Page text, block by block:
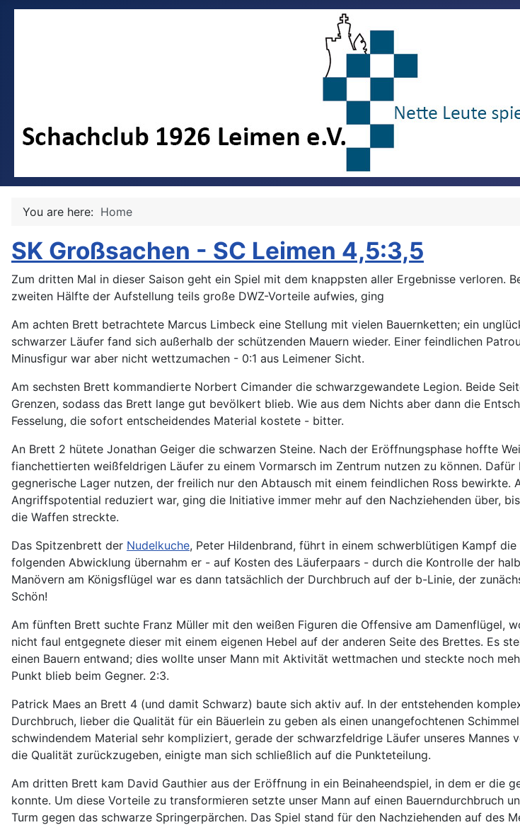
You are here: Home
SK Großsachen - SC Leimen 4,5:3,5
Zum dritten Mal in dieser Saison geht ein Spiel mit dem knappsten aller Ergebnisse verloren.
zweiten Hälfte der Aufstellung teils große DWZ-Vorteile aufwies, ging
Am achten Brett betrachtete Marcus Limbeck eine Stellung mit vielen Bauernketten; ein
schwarzer Läufer fand sich außerhalb der schützenden Mauern wieder. Einer feindlichen
Minusfigur war aber nicht wettzumachen - 0:1 aus Leimener Sicht.
Am sechsten Brett kommandierte Norbert Cimander die schwarzgewandete Legion. Beide
Grenzen, sodass das Brett lange gut bevölkert blieb. Wie aus dem Nichts aber dann die
Fesselung, die sofort entscheidendes Material kostete - bitter.
An Brett 2 hütete Jonathan Geiger die schwarzen Steine. Nach der Eröffnungsphase hoffte
fianchettierten weißfeldrigen Läufer zu einem Vormarsch im Zentrum nutzen zu können.
gegnerische Lager nutzen, der freilich nur den Abtausch mit einem feindlichen Ross
Angriffspotential reduziert war, ging die Initiative immer mehr auf den Nachziehenden über,
die Waffen streckte.
Das Spitzenbrett der Nudelkuche, Peter Hildenbrand, führt in einem schwerblütigen Kampf
folgenden Abwicklung übernahm er - auf Kosten des Läuferpaars - durch die Kontrolle der
Manövern am Königsflügel war es dann tatsächlich der Durchbruch auf der b-Linie, der
Schön!
Am fünften Brett suchte Franz Müller mit den weißen Figuren die Offensive am Damenflügel,
nicht faul entgegnete dieser mit einem eigenen Hebel auf der anderen Seite des Brettes. Es
einen Bauern entwand; dies wollte unser Mann mit Aktivität wettmachen und steckte noch
Punkt blieb beim Gegner. 2:3.
Patrick Maes an Brett 4 (und damit Schwarz) baute sich aktiv auf. In der entstehenden
Durchbruch, lieber die Qualität für ein Bäuerlein zu geben als einen unangefochtenen
schwindendem Material sehr kompliziert, gerade der schwarzfeldrige Läufer unseres
die Qualität zurückzugeben, einigte man sich schließlich auf die Punkteteilung.
Am dritten Brett kam David Gauthier aus der Eröffnung in ein Beinaheendspiel, in dem er die
konnte. Um diese Vorteile zu transformieren setzte unser Mann auf einen Bauerndurchbruch
Turm gegen das schwarze Springerpärchen. Das Spiel stand für den Nachziehenden auf des